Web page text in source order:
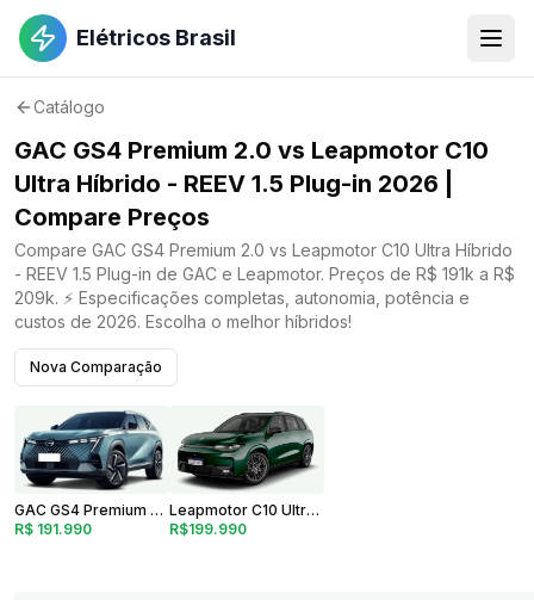
Elétricos Brasil
Catálogo
GAC GS4 Premium 2.0 vs Leapmotor C10
Ultra Híbrido - REEV 1.5 Plug-in 2026 |
Compare Preços
Compare GAC GS4 Premium 2.0 vs Leapmotor C10 Ultra Híbrido
- REEV 1.5 Plug-in de GAC e Leapmotor. Preços de R$ 191k a R$
209k. ⚡ Especificações completas, autonomia, potência e
custos de 2026. Escolha o melhor híbridos!
Nova Comparação
GAC GS4 Premium 2.0
R$ 191.990
Leapmotor C10 Ultra Híbrido - REEV 1.5 Plug-in
R$199.990